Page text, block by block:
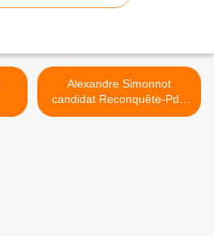
Alexandre Simonnot
candidat Reconquête-PdF
dans la 3e circonscription